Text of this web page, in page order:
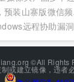
黑客
©All Rights
或建立镜像，违者